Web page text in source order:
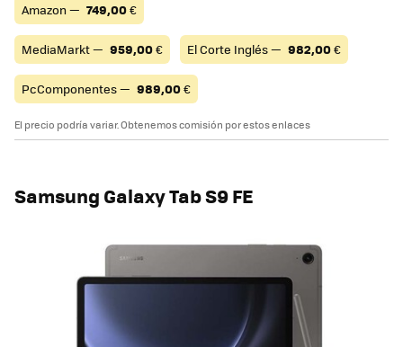
Amazon — 749,00€
MediaMarkt — 959,00€ El Corte Inglés — 982,00€
PcComponentes — 989,00€
El precio podría variar. Obtenemos comisión por estos enlaces
Samsung Galaxy Tab S9 FE